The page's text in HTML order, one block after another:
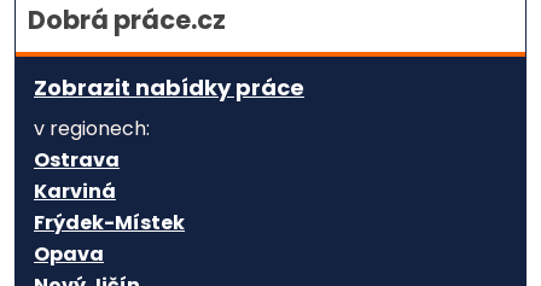
Dobrá práce.cz
Zobrazit nabídky práce
v regionech:
Ostrava
Karviná
Frýdek-Místek
Opava